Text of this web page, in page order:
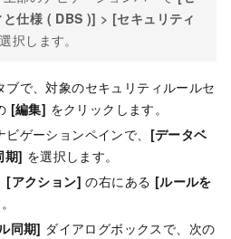
と仕様 ( DBS )] > [セキュリティ
択します。
ブで、対象のセキュリティルールセ
[編集] をクリックします。
ゲーションペインで、 [データベ
期] を選択します。
[アクション] の右にある [ルールを
同期] ダイアログボックスで、次の